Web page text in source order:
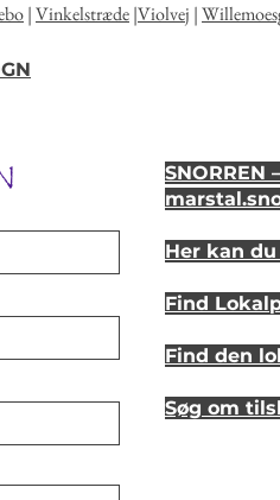
|Vinkelstræde|Violvej |
Her kan du
Find
Find den
Søg om